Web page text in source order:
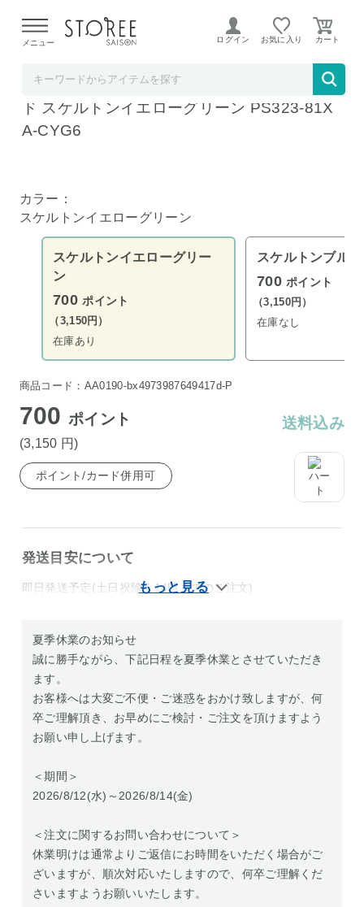
よる配送遅延が発生しております。
メニュー ログイン お気に入り
三栄水栓 SANEI 節水 ストップ シャワーヘッ
ド スケルトンイエローグリーン PS323-81X
A-CYG6
カラー：
スケルトンイエローグリーン
スケルトンイエローグリー
ン
700 ポイント
（3,150円）
在庫あり
スケルトンブルー
700 ポイント
（3,150円）
在庫なし
商品コード：AA0190-bx4973987649417d-P
700ポイント
(3,150 円)
送料込み
ポイント/カード併用可
発送目安について
即日発送予定(土日祝除く14時までのご注文)
夏季休業のお知らせ
誠に勝手ながら、下記日程を夏季休業とさせていただき
ます。
お客様へは大変ご不便・ご迷惑をおかけ致しますが、何
卒ご理解頂き、お早めにご検討・ご注文を頂けますよう
お願い申し上げます。
＜期間＞
2026/8/12(水)～2026/8/14(金)
＜注文に関するお問い合わせについて＞
休業明けは通常よりご返信にお時間をいただく場合がご
ざいますが、順次対応いたしますので、何卒ご理解くだ
さいますようお願いいたします。